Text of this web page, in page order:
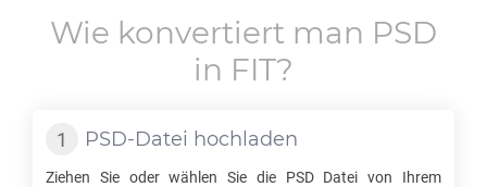
Wie konvertiert man PSD
in FIT?
PSD-Datei hochladen
Ziehen Sie oder wählen Sie die PSDDatei von Ihrem